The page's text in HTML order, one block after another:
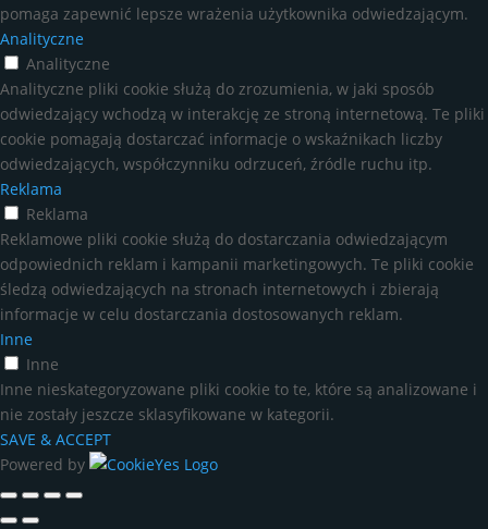
pomaga zapewnić lepsze wrażenia użytkownika odwiedzającym.
Analityczne
Analityczne
Analityczne pliki cookie służą do zrozumienia, w jaki sposób
odwiedzający wchodzą w interakcję ze stroną internetową. Te pliki
cookie pomagają dostarczać informacje o wskaźnikach liczby
odwiedzających, współczynniku odrzuceń, źródle ruchu itp.
Reklama
Reklama
Reklamowe pliki cookie służą do dostarczania odwiedzającym
odpowiednich reklam i kampanii marketingowych. Te pliki cookie
śledzą odwiedzających na stronach internetowych i zbierają
informacje w celu dostarczania dostosowanych reklam.
Inne
Inne
Inne nieskategoryzowane pliki cookie to te, które są analizowane i
nie zostały jeszcze sklasyfikowane w kategorii.
SAVE & ACCEPT
Powered by